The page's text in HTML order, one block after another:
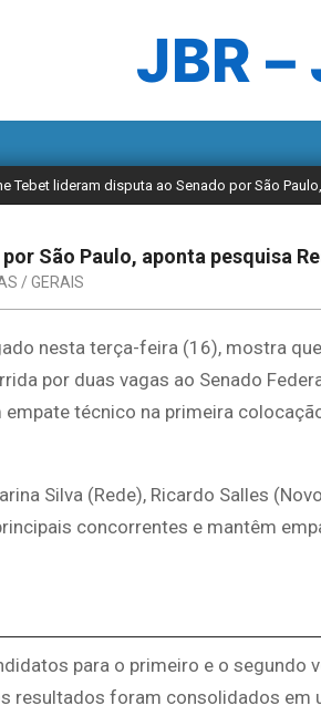
JBR
Tebet lideram disputa ao Senado por São
São Paulo, aponta pesquisa
/ GERAIS
nesta terça-feira (16), mostra
por duas vagas ao Senado
técnico na primeira
Silva (Rede), Ricardo Salles
concorrentes e mantêm
para o primeiro e o segundo
resultados foram consolidados em